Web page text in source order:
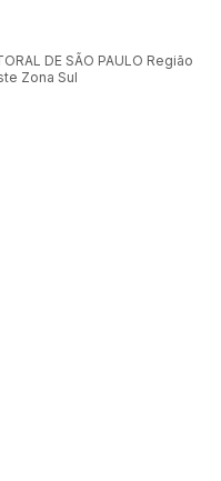
DE SÃO PAULO Região
Zona Sul